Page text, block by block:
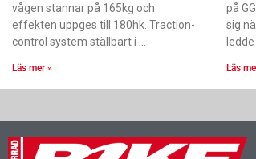
vågen stannar på 165kg och
effekten uppges till 180hk. Traction-
control system ställbart i
Läs mer »
på
sig
Läs